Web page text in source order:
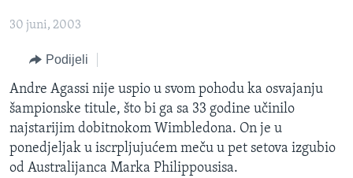
Idi
pretragu
SJEDINJENE AMERIČKE DRŽAVE
BOSNA I HERCEGOVINA
SVIJET
NAUKA I TEHNOLOGIJA
SPECIJALNI PROJEKTI
KORUPCIJA
SLOBODA MEDIJA
ŽENSKA STRANA
30 juni, 2003
Podijeli
Andre Agassi nije uspio u svom pohodu ka osvajanju
šampionske titule, što bi ga sa 33 godine učinilo
najstarijim dobitnokom Wimbledona. On je u
ponedjeljak u iscrpljujućem meču u pet setova izgubio
od Australijanca Marka Philippousisa.